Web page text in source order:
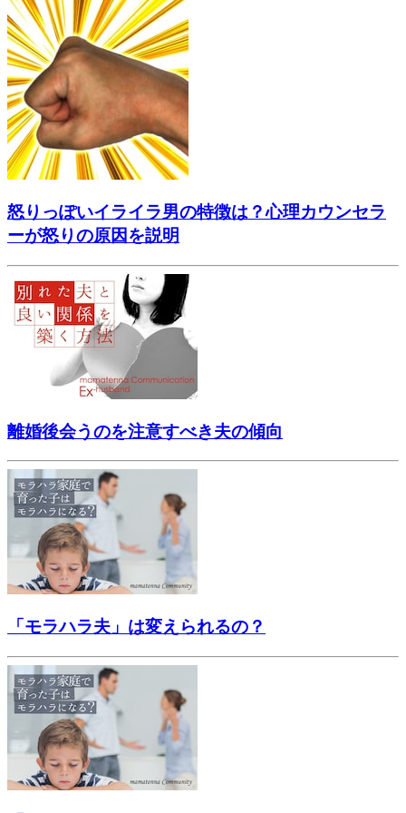
怒りっぽいイライラ男の特徴は？心理カウンセラ
ーが怒りの原因を説明
離婚後会うのを注意すべき夫の傾向
「モラハラ夫」は変えられるの？